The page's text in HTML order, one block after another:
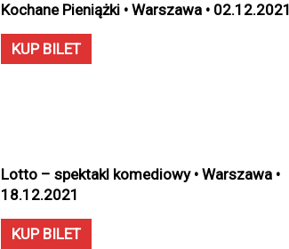
Kochane Pieniążki • Warszawa • 02.12.2021
KUP BILET
Lotto – spektakl komediowy • Warszawa •
18.12.2021
KUP BILET